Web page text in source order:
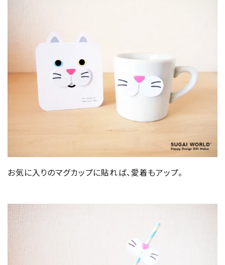
お気に入りのマグカップに貼れば、愛着もアップ。